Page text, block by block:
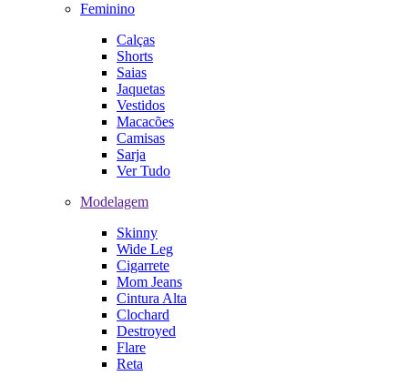
Feminino
Calças
Shorts
Saias
Jaquetas
Vestidos
Macacões
Camisas
Sarja
Ver Tudo
Modelagem
Skinny
Wide Leg
Cigarrete
Mom Jeans
Cintura Alta
Clochard
Destroyed
Flare
Reta